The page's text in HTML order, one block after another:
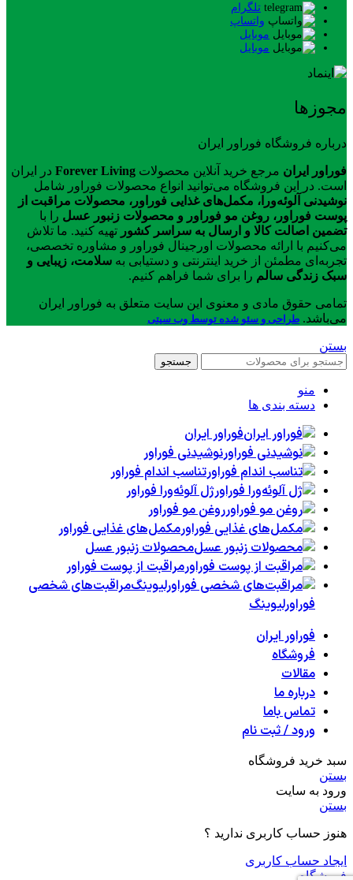
تلگرام
واتساپ
موبایل
موبایل
مجوزها
درباره فروشگاه فوراور ایران
فوراور ایران مرجع خرید آنلاین محصولات Forever Living در ایران
است. در این فروشگاه می‌توانید انواع محصولات فوراور شامل
نوشیدنی آلوئه‌ورا، مکمل‌های غذایی فوراور، محصولات مراقبت از
پوست فوراور، روغن مو فوراور و محصولات زنبور عسل را با
تضمین اصالت کالا و ارسال به سراسر کشور تهیه کنید. ما تلاش
می‌کنیم با ارائه محصولات اورجینال فوراور و مشاوره تخصصی،
تجربه‌ای مطمئن از خرید اینترنتی و دستیابی به سلامت، زیبایی و
سبک زندگی سالم را برای شما فراهم کنیم.
تمامی حقوق مادی و معنوی این سایت متعلق به فوراور ایران
می‌باشد. طراحی و سئو شده توسط وب سیتی
بستن
جستجو
منو
دسته بندی ها
فوراور ایران
نوشیدنی فوراور
تناسب اندام فوراور
ژل آلوئه‌ورا فوراور
روغن مو فوراور
مکمل‌های غذایی فوراور
محصولات زنبور عسل
مراقبت از پوست فوراور
مراقبت‌های شخصی
فوراورلیوینگ
فوراور ایران
فروشگاه
مقالات
درباره ما
تماس باما
ورود / ثبت نام
سبد خرید فروشگاه
بستن
ورود به سایت
بستن
هنوز حساب کاربری ندارید ؟
ایجاد حساب کاربری
فروشگاه